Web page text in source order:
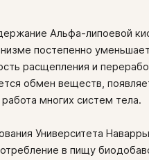
рост мышц и помогают
помогает снизить
работу сердечной
и кормления грудью.
Альфа-липоевой
постепенно
расщепления и
обмен веществ,
многих систем тела.
Университета
в пищу